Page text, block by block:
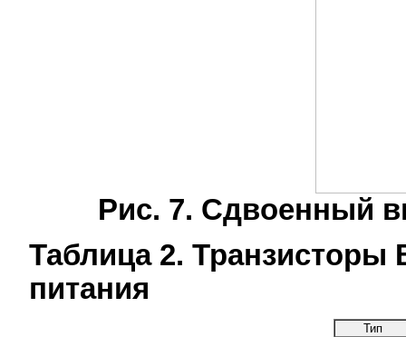
Рис. 7. Сдвоенный
Таблица 2.
питания
Тип